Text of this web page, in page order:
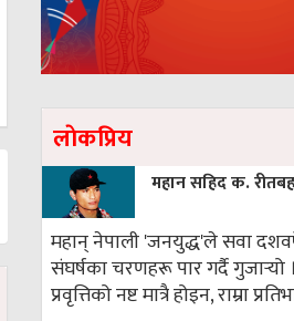
लाेकप्रिय
महान सहिद क.
महान् नेपाली 'जनयुद्ध'ले सवा
संघर्षका चरणहरू पार गर्दै गुजार्‍यो
प्रवृत्तिको नष्ट मात्रै होइन, राम्रा